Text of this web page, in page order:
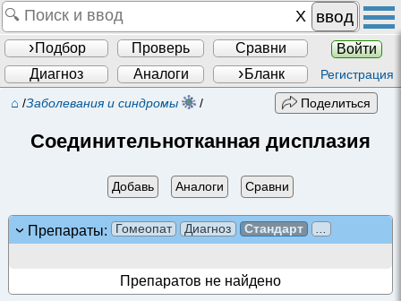
ввод
Подбор Проверь Сравни
Войти
Диагноз
Аналоги Бланк Регистрация
⌂ /Заболевания и синдромы / Поделиться
Соединительнотканная дисплазия
Добавь Аналоги Сравни
Препараты: Гомеопат Диагноз Стандарт
Препаратов не найдено